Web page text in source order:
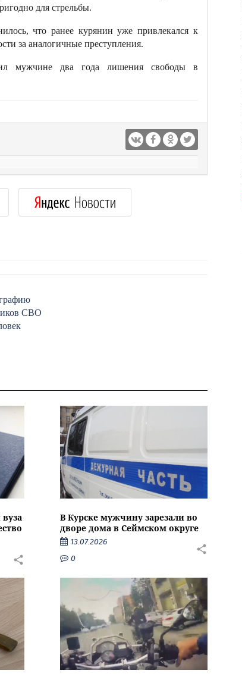
для стрельбы.
что ранее курянин уже привлекался к
за аналогичные преступления.
мужчине два года лишения свободы в
СВО
В Курске мужчину зарезали во
дворе дома в Сеймском округе
13.07.2026
0